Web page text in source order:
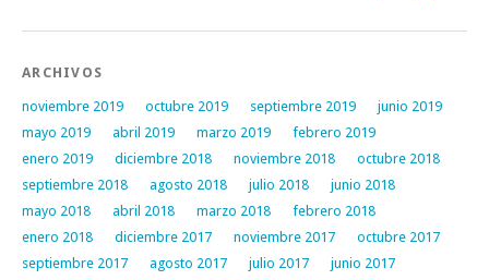
ARCHIVOS
noviembre 2019 octubre 2019 septiembre 2019
junio 2019
mayo 2019
abril 2019 marzo 2019
febrero 2019
enero 2019
diciembre 2018 noviembre 2018
octubre 2018
septiembre 2018
agosto 2018 julio 2018
junio 2018
mayo 2018
abril 2018 marzo 2018
febrero 2018
enero 2018
diciembre 2017 noviembre 2017
octubre 2017
septiembre 2017
agosto 2017 julio 2017
junio 2017